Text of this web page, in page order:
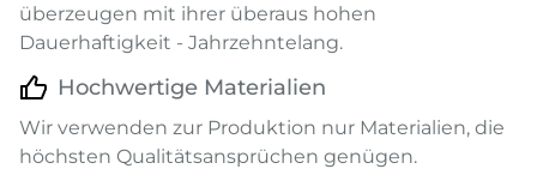
überzeugen mit ihrer überaus hohen
Dauerhaftigkeit - Jahrzehntelang.
Hochwertige Materialien
Wir verwenden zur Produktion nur Materialien, die
höchsten Qualitätsansprüchen genügen.